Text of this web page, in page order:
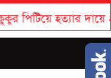
হত্যার দায়ে ২০